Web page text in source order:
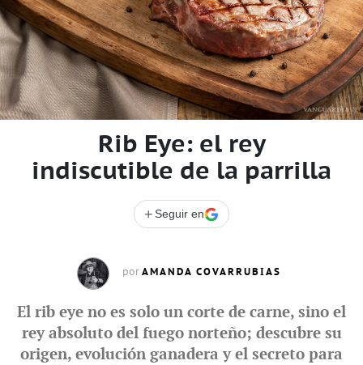
Rib Eye: el rey
indiscutible de la parrilla
+ Seguir en
por AMANDA COVARRUBIAS
El rib eye no es solo un corte de carne, sino el
rey absoluto del fuego norteño; descubre su
origen, evolución ganadera y el secreto para